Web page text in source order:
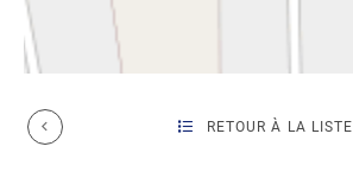
RETOUR À LA LISTE